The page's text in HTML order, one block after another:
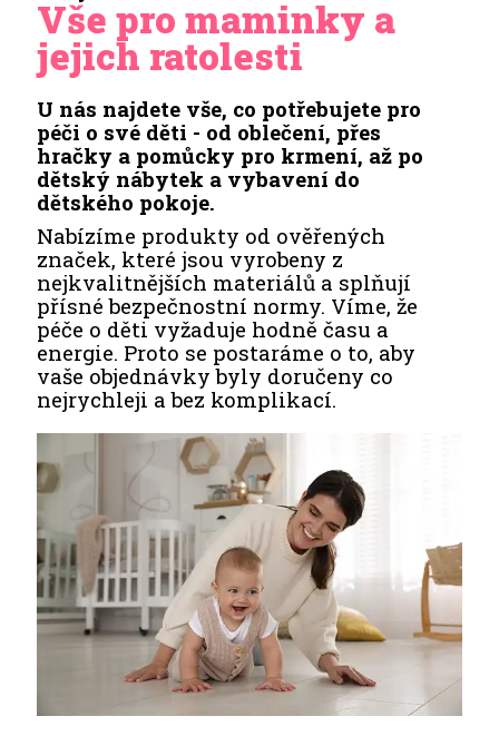
Vše pro maminky a
jejich ratolesti
U nás najdete vše, co potřebujete pro
péči o své děti - od oblečení, přes
hračky a pomůcky pro krmení, až po
dětský nábytek a vybavení do
dětského pokoje.
Nabízíme produkty od ověřených
značek, které jsou vyrobeny z
nejkvalitnějších materiálů a splňují
přísné bezpečnostní normy. Víme, že
péče o děti vyžaduje hodně času a
energie. Proto se postaráme o to, aby
vaše objednávky byly doručeny co
nejrychleji a bez komplikací.